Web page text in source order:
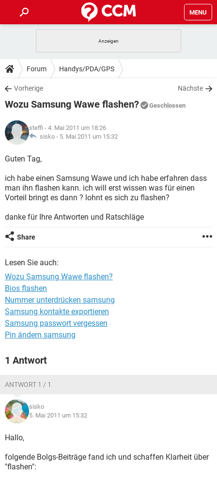
MENU
ANDROID IOS
WINDOWS 10
WHATSAPP TIKTOK
FACEBOOK
TIPPS & TRICKS
SPIELE STREAMING
WHATSAPP
FACEBOOK
DOWNLOADS
SPIELE STREAMING
ANDROID
WINDOWS 10 INSTAGRAM
WHATSAPP
SPIELE
ANDROID
WINDOWS 10
WHATSAPP TIKTOK
FACEBOOK HARDWARE
LEXIKON
SPIELE
WINDOWS 10 INSTAGRAM
FACEBOOK HARDWARE
Forum Handys/PDA/GPS
Vorherige Nächste
Wozu Samsung Wawe flashen? Geschlossen
steffi - 4. Mai 2011 um 18:26
sisko - 5. Mai 2011 um 15:32
Guten Tag,
ich habe einen Samsung Wawe und ich habe erfahren dass
man ihn flashen kann. ich will erst wissen was für einen
Vorteil bringt es dann ? lohnt es sich zu flashen?
danke für Ihre Antworten und Ratschläge
Share
Lesen Sie auch:
Wozu Samsung Wawe flashen?
Bios flashen
Nummer unterdrücken samsung
Samsung kontakte exportieren
Samsung passwort vergessen
Pin ändern samsung
1 Antwort
ANTWORT 1 / 1
sisko
5. Mai 2011 um 15:32
Hallo,
folgende Bolgs-Beiträge fand ich und schaffen Klarheit über
"flashen":